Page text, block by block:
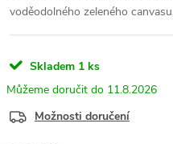
voděodolného zeleného
Skladem 1 ks
11.8.2026
Možnosti doručení